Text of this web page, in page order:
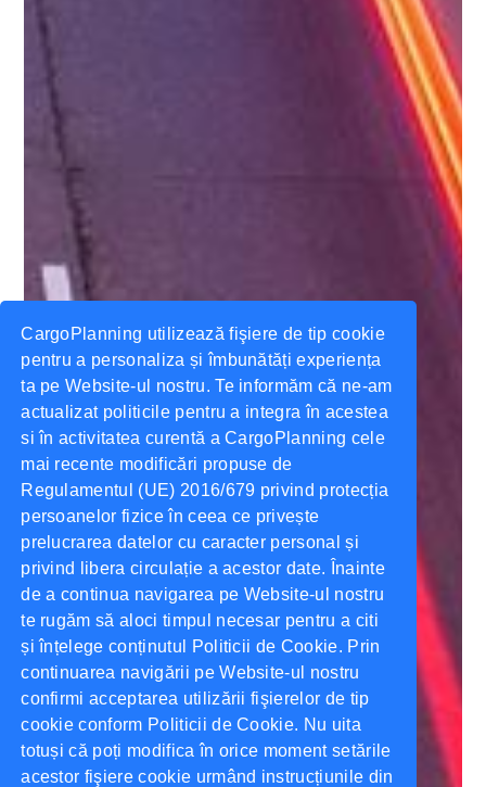
CargoPlanning utilizează fişiere de tip cookie
pentru a personaliza și îmbunătăți experiența
ta pe Website-ul nostru. Te informăm că ne-am
actualizat politicile pentru a integra în acestea
si în activitatea curentă a CargoPlanning cele
mai recente modificări propuse de
Regulamentul (UE) 2016/679 privind protecția
persoanelor fizice în ceea ce privește
prelucrarea datelor cu caracter personal și
privind libera circulație a acestor date. Înainte
de a continua navigarea pe Website-ul nostru
te rugăm să aloci timpul necesar pentru a citi
și înțelege conținutul Politicii de Cookie. Prin
continuarea navigării pe Website-ul nostru
confirmi acceptarea utilizării fişierelor de tip
cookie conform Politicii de Cookie. Nu uita
totuși că poți modifica în orice moment setările
acestor fişiere cookie urmând instrucțiunile din